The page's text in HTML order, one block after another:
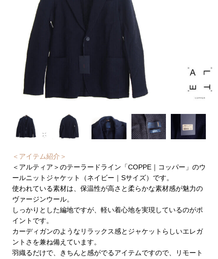
＜アイテム紹介＞
＜アルティア＞のテーラードライン「COPPE｜コッパー」のウ
ールニットジャケット（ネイビー｜Sサイズ）です。
使われている素材は、保温性が高さと柔らかな素材感が魅力の
ヴァージンウール。
しっかりとした編地ですが、軽い着心地を実現しているのがポ
イントです。
カーディガンのようなリラックス感とジャケットらしいエレガ
ントさを兼ね備えています。
羽織るだけで、きちんと感がでるアイテムですので、リモート